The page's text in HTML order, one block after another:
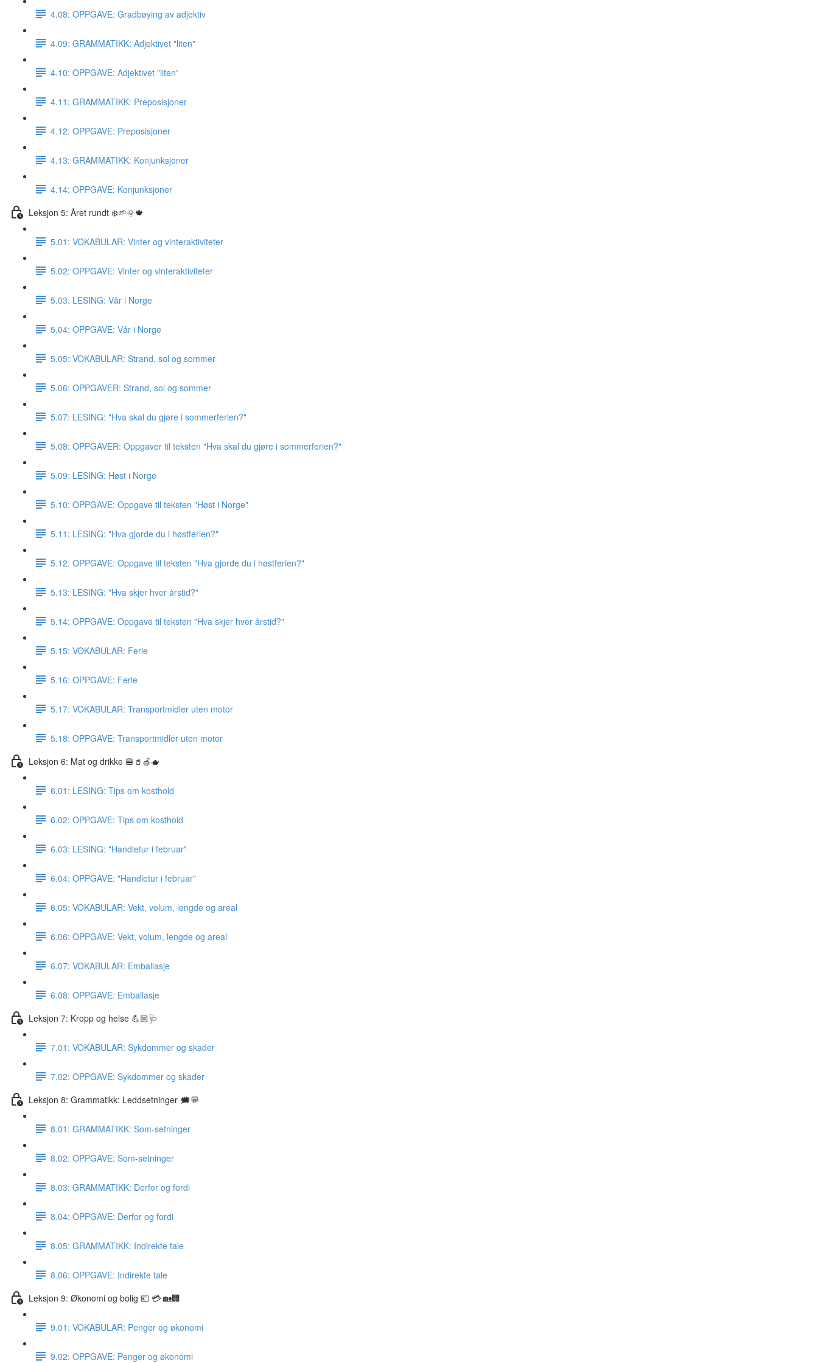
4.08: OPPGAVE: Gradbøying av adjektiv
4.09: GRAMMATIKK: Adjektivet "liten"
4.10: OPPGAVE: Adjektivet "liten"
4.11: GRAMMATIKK: Preposisjoner
4.12: OPPGAVE: Preposisjoner
4.13: GRAMMATIKK: Konjunksjoner
4.14: OPPGAVE: Konjunksjoner
Leksjon 5: Året rundt ❄️🌱🌞🍁
5.01: VOKABULAR: Vinter og vinteraktiviteter
5.02: OPPGAVE: Vinter og vinteraktiviteter
5.03: LESING: Vår i Norge
5.04: OPPGAVE: Vår i Norge
5.05: VOKABULAR: Strand, sol og sommer
5.06: OPPGAVER: Strand, sol og sommer
5.07: LESING: "Hva skal du gjøre i sommerferien?"
5.08: OPPGAVER: Oppgaver til teksten "Hva skal du gjøre i sommerferien?"
5.09: LESING: Høst i Norge
5.10: OPPGAVE: Oppgave til teksten "Høst i Norge"
5.11: LESING: "Hva gjorde du i høstferien?"
5.12: OPPGAVE: Oppgave til teksten "Hva gjorde du i høstferien?"
5.13: LESING: "Hva skjer hver årstid?"
5.14: OPPGAVE: Oppgave til teksten "Hva skjer hver årstid?"
5.15: VOKABULAR: Ferie
5.16: OPPGAVE: Ferie
5.17: VOKABULAR: Transportmidler uten motor
5.18: OPPGAVE: Transportmidler uten motor
Leksjon 6: Mat og drikke 🍔🥤🍏🫖
6.01: LESING: Tips om kosthold
6.02: OPPGAVE: Tips om kosthold
6.03: LESING: "Handletur i februar"
6.04: OPPGAVE: "Handletur i februar"
6.05: VOKABULAR: Vekt, volum, lengde og areal
6.06: OPPGAVE: Vekt, volum, lengde og areal
6.07: VOKABULAR: Emballasje
6.08: OPPGAVE: Emballasje
Leksjon 7: Kropp og helse 💪🏼🩺
7.01: VOKABULAR: Sykdommer og skader
7.02: OPPGAVE: Sykdommer og skader
Leksjon 8: Grammatikk: Leddsetninger 🗯💬
8.01: GRAMMATIKK: Som-setninger
8.02: OPPGAVE: Som-setninger
8.03: GRAMMATIKK: Derfor og fordi
8.04: OPPGAVE: Derfor og fordi
8.05: GRAMMATIKK: Indirekte tale
8.06: OPPGAVE: Indirekte tale
Leksjon 9: Økonomi og bolig 💶 💳 🏡🏢
9.01: VOKABULAR: Penger og økonomi
9.02: OPPGAVE: Penger og økonomi